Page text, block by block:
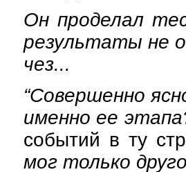
Он проделал
результаты не
чез...
“Совершенно
именно ее
событий в ту
мог только